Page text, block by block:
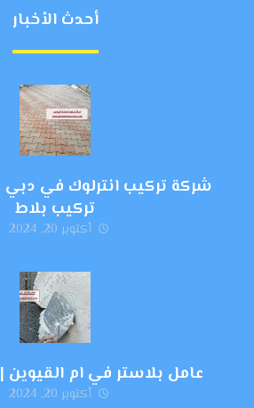
أحدث الأخبار
تركيب بلاط
أكتوبر 20, 2024
عامل بلاستر في ام القيوين |0558509053
أكتوبر 20, 2024